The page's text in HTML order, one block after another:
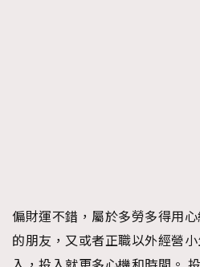
偏財運不錯，屬於多勞多得用
的朋友，又或者正職以外經營